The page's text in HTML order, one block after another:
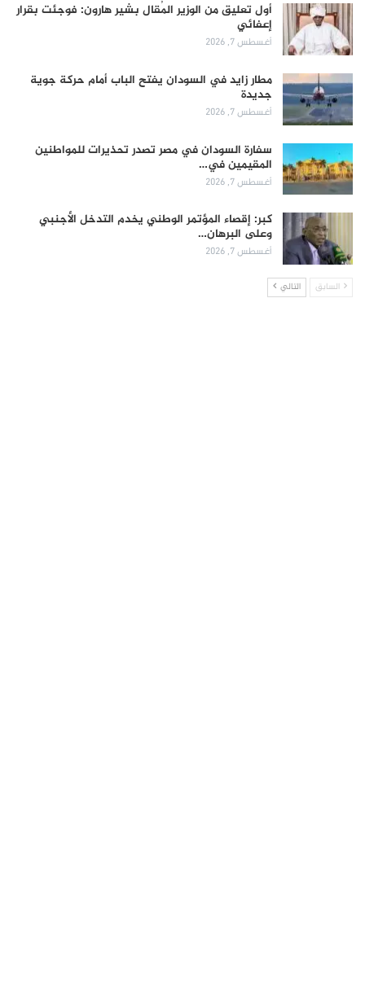
أول تعليق من الوزير المُقال بشير هارون: فوجئت بقرار
إعفائي
أغسطس 7, 2026
مطار زايد في السودان يفتح الباب أمام حركة جوية
جديدة
أغسطس 7, 2026
سفارة السودان في مصر تصدر تحذيرات للمواطنين
المقيمين في…
أغسطس 7, 2026
كبر: إقصاء المؤتمر الوطني يخدم التدخل الأجنبي
وعلى البرهان…
أغسطس 7, 2026
السابق التالي